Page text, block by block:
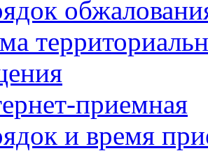
приемная
и время